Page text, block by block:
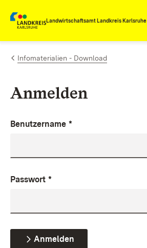
Zum Inhalt springen
Landwirtschaftsamt Landkreis Karlsruhe
Infomaterialien - Download
Anmelden
Benutzername *
Passwort *
Anmelden